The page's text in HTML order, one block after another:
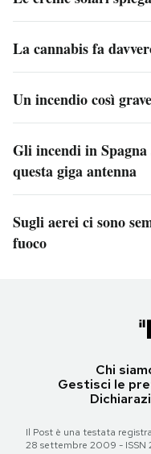
La cannabis fa
Un incendio così
Gli incendi in
questa giga antenna
Sugli aerei ci sono
fuoco
Chi
Gestisci le
Il Post è una testata
28 settembre 2009 - ISSN